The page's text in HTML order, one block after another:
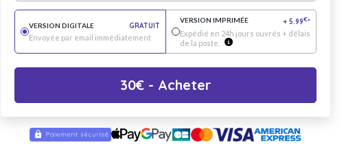
VERSION DIGITALE
GRATUIT
Envoyée par email immédiatement
VERSION IMPRIMÉE + 5.99€*
Expédié en 24h jours ouvrés + délais
de la poste.
30€- Acheter